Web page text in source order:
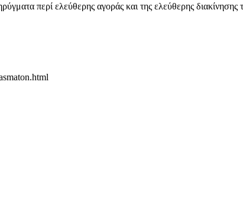
περί ελεύθερης αγοράς και της ελεύθερης